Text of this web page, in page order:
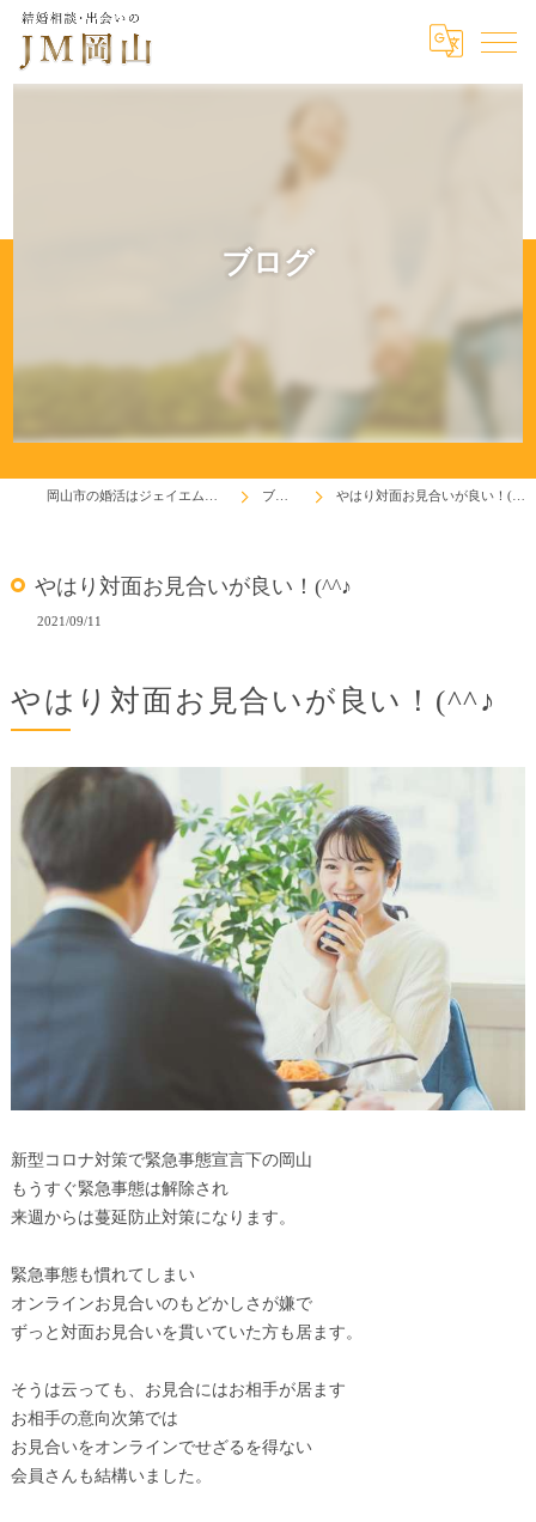
ブログ
ブログ やはり対面お見合いが良い！(^^♪
やはり対面お見合いが良い！(^^♪
2021/09/11
やはり対面お見合いが良い！(^^♪
新型コロナ対策で緊急事態宣言下の岡山
もうすぐ緊急事態は解除され
来週からは蔓延防止対策になります。
緊急事態も慣れてしまい
オンラインお見合いのもどかしさが嫌で
ずっと対面お見合いを貫いていた方も居ます。
そうは云っても、お見合にはお相手が居ます
お相手の意向次第では
お見合いをオンラインでせざるを得ない
会員さんも結構いました。